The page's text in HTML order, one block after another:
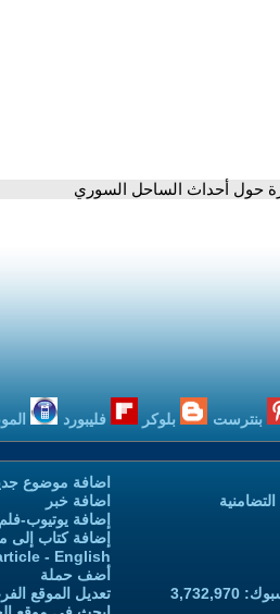
حول أحداث الساحل السوري
بنترست بلوكر فليبورد
اضافة موضوع
اضافة خبر
إضافة يوتيوب-
إضافة كتاب إلى
- English
أضف حملة
تعديل الموقع